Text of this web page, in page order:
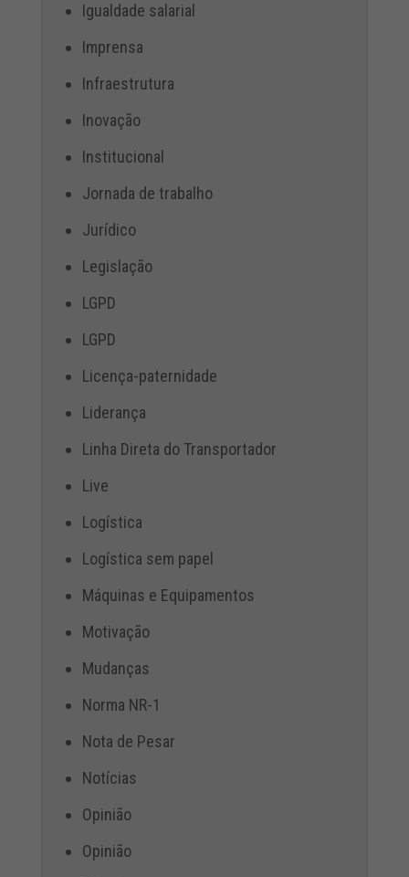
Igualdade salarial
Imprensa
Infraestrutura
Inovação
Institucional
Jornada de trabalho
Jurídico
Legislação
LGPD
LGPD
Licença-paternidade
Liderança
Linha Direta do Transportador
Live
Logística
Logística sem papel
Máquinas e Equipamentos
Motivação
Mudanças
Norma NR-1
Nota de Pesar
Notícias
Opinião
Opinião